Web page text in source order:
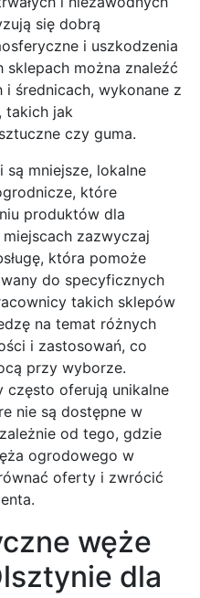
się dobrą
i uszkodzenia
sklepach można znaleźć
i średnicach, wykonane z
takich jak
czy guma.
mniejsze, lokalne
które
produktów dla
zazwyczaj
która pomoże
do specyficznych
takich sklepów
na temat różnych
i zastosowań, co
przy wyborze.
często oferują unikalne
nie są dostępne w
od tego, gdzie
ogrodowego w
oferty i zwrócić
węże
dla